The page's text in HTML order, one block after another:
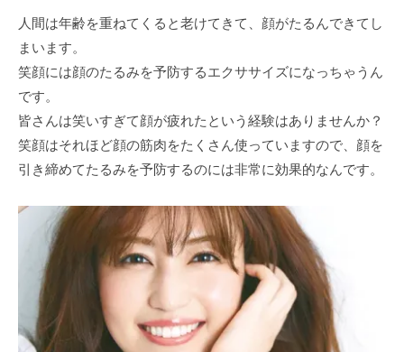
人間は年齢を重ねてくると老けてきて、顔がたるんできてし
まいます。
笑顔には顔のたるみを予防するエクササイズになっちゃうん
です。
皆さんは笑いすぎて顔が疲れたという経験はありませんか？
笑顔はそれほど顔の筋肉をたくさん使っていますので、顔を
引き締めてたるみを予防するのには非常に効果的なんです。